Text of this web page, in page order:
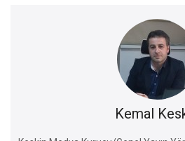
Kemal